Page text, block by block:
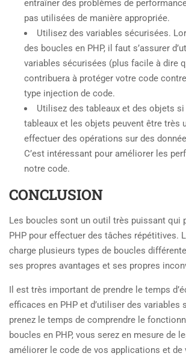
entraîner des problèmes de
pas utilisées de manière appropriée.
Utilisez des variables sécurisées.
des boucles en PHP, il faut s’assurer
variables sécurisées (plus facile à dire
contribuera à protéger votre code
type injection de code.
Utilisez des tableaux et des objets
tableaux et les objets peuvent être très
effectuer des opérations sur des
C’est intéressant pour améliorer les
notre code.
CONCLUSION
Les boucles sont un outil très puissant qui
PHP pour effectuer des tâches répétitives.
charge plusieurs types de boucles
ses propres avantages et ses propres
Il est très important de prendre le temps
efficaces en PHP et d’utiliser des variables
prenez le temps de comprendre le
boucles en PHP, vous serez en mesure de
améliorer le code de vos applications et de